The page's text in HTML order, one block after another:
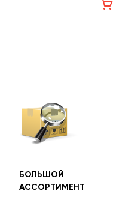
БОЛЬШОЙ
АССОРТИМЕНТ